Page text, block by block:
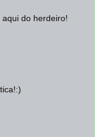
do herdeiro!